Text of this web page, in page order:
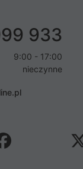
933
9:00 - 17:00
nieczynne